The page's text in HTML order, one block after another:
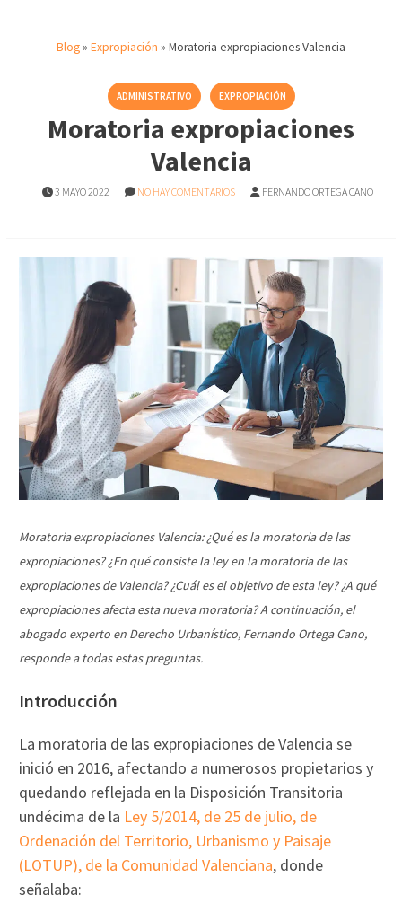
Blog» Expropiación » Moratoria expropiaciones Valencia
ADMINISTRATIVO EXPROPIACIÓN
Moratoria expropiaciones
Valencia
3 MAYO 2022 NO HAY COMENTARIOS FERNANDO ORTEGA CANO
Moratoria expropiaciones Valencia: ¿Qué es la moratoria de las
expropiaciones? ¿En qué consiste la ley en la moratoria de las
expropiaciones de Valencia? ¿Cuál es el objetivo de esta ley? ¿A qué
expropiaciones afecta esta nueva moratoria? A continuación, el
abogado experto en Derecho Urbanístico, Fernando Ortega Cano,
responde a todas estas preguntas.
Introducción
La moratoria de las expropiaciones de Valencia se
inició en 2016, afectando a numerosos propietarios y
quedando reflejada en la Disposición Transitoria
undécima de la Ley 5/2014, de 25 de julio, de
Ordenación del Territorio, Urbanismo y Paisaje
(LOTUP), de la Comunidad Valenciana, donde
señalaba: